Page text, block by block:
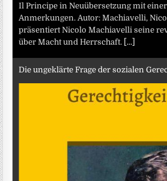
Il Principe in Neuübersetzung mit
Anmerkungen. Autor: Machiavelli,
präsentiert Nicolo Machiavelli seine
über Macht und Herrschaft.
[...]
Die ungeklärte Frage der sozialen